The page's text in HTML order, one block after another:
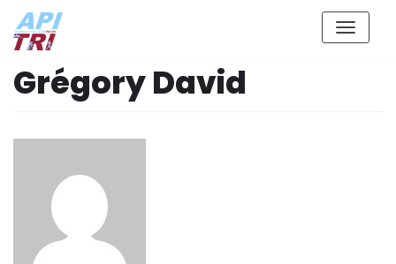
Aller
au
contenu
Grégory David